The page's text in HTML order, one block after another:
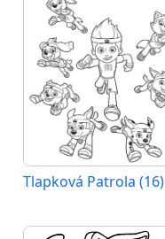
Tlapková Patrola (16)